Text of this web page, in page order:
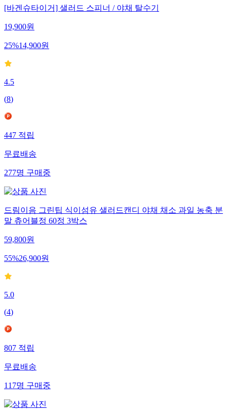
[바겐슈타이거] 샐러드 스피너 / 야채 탈수기
19,900원
25%14,900원
4.5
(8)
447적립
무료배송
277명구매중
드림이음 그린팁 식이섬유 샐러드캔디 야채 채소 과일 농축 분
말 츄어블정 60정 3박스
59,800원
55%26,900원
5.0
(4)
807적립
무료배송
117명구매중